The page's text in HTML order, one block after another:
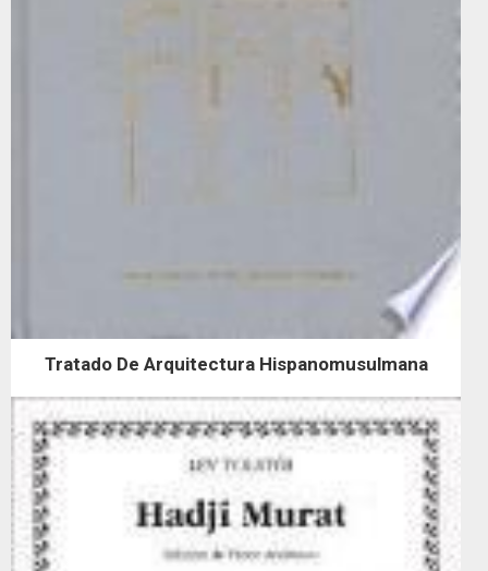
Tratado De Arquitectura Hispanomusulmana